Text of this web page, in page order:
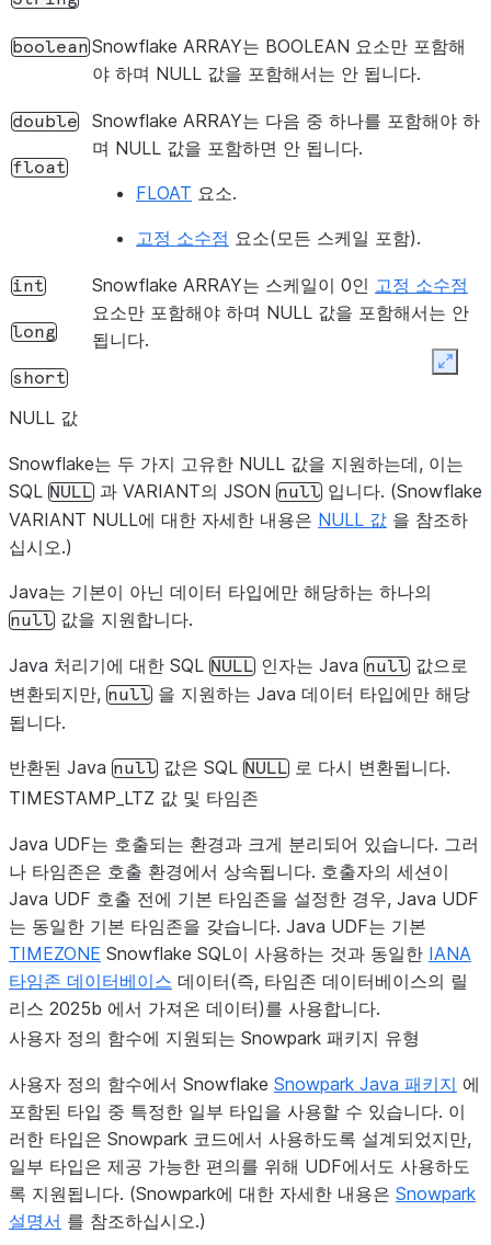
NUMBER
null일 수 없
위에 맞아야
부가 없고
(소수부가
할 수 없음).
NUMBER
null일 수 없
범위에 맞
수 없음).
NUMBER
long 범위에
다(소수부
초과할 수 없
NUMBER java.math.BigDecimal
NUMBER java.math.BigIntegerBigInteger
합니다(소수
NUMBER
OBJECT Map<문자열,
지정됩니다.
OBJECT String
오브젝트 형
문자열로 지
{"x": 3,
true} ).
TIME java.sql.Time [3]
TIME String 시간 형식을
로 지정합니
수 자리 초
정밀도에 따
booleanSnowflake ARRAY는 BOOLEAN 요소만 포함해
야 하며 NULL 값을 포함해서는 안 됩니다.
double
float
Snowflake ARRAY는 다음 중 하나를 포함해야 하
며 NULL 값을 포함하면 안 됩니다.
FLOAT 요소.
고정 소수점 요소(모든 스케일 포함).
int
long
short
Snowflake ARRAY는 스케일이 0인 고정 소수점
요소만 포함해야 하며 NULL 값을 포함해서는 안
됩니다.
NULL 값
Snowflake는 두 가지 고유한 NULL 값을 지원하는데, 이는
SQL NULL 과 VARIANT의 JSON null 입니다. (Snowflake
VARIANT NULL에 대한 자세한 내용은 NULL 값 을 참조하
십시오.)
Java는 기본이 아닌 데이터 타입에만 해당하는 하나의
null 값을 지원합니다.
Java 처리기에 대한 SQL NULL 인자는 Java null 값으로
변환되지만, null 을 지원하는 Java 데이터 타입에만 해당
됩니다.
반환된 Java null 값은 SQL NULL 로 다시 변환됩니다.
TIMESTAMP_LTZ 값 및 타임존
Java UDF는 호출되는 환경과 크게 분리되어 있습니다. 그러
나 타임존은 호출 환경에서 상속됩니다. 호출자의 세션이
Java UDF 호출 전에 기본 타임존을 설정한 경우, Java UDF
는 동일한 기본 타임존을 갖습니다. Java UDF는 기본
TIMEZONE Snowflake SQL이 사용하는 것과 동일한 IANA
타임존 데이터베이스 데이터(즉, 타임존 데이터베이스의 릴
리스 2025b 에서 가져온 데이터)를 사용합니다.
사용자 정의 함수에 지원되는 Snowpark 패키지 유형
사용자 정의 함수에서 Snowflake Snowpark Java 패키지 에
포함된 타입 중 특정한 일부 타입을 사용할 수 있습니다. 이
러한 타입은 Snowpark 코드에서 사용하도록 설계되었지만,
일부 타입은 제공 가능한 편의를 위해 UDF에서도 사용하도
록 지원됩니다. (Snowpark에 대한 자세한 내용은 Snowpark
설명서 를 참조하십시오.)